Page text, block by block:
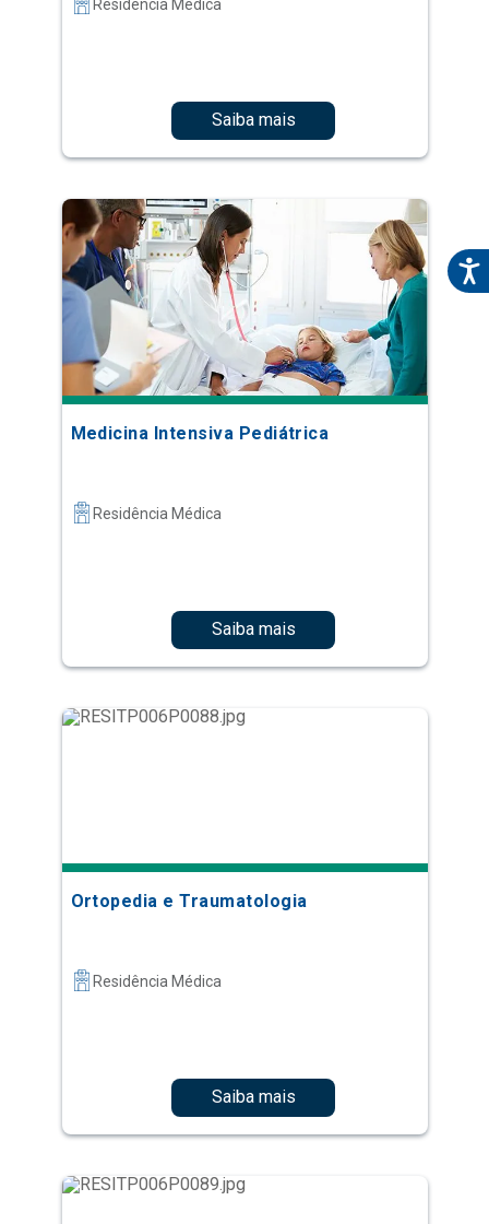
Residência Médica
Saiba mais
Medicina Intensiva Pediátrica
Residência Médica
Saiba mais
Ortopedia e Traumatologia
Residência Médica
Saiba mais